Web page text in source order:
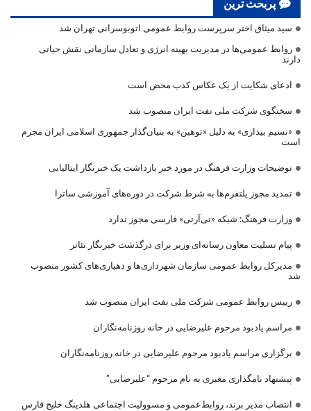
پربحث ترین
سید میثاق اختر سرپرست روابط عمومی اتوبوسرانی تهران شد
روابط عمومی‌ها در مدیریت بهینه انرژی و تعادل سازمانی نقش حیاتی
دارند
ادعای شکایت از یک عکاس کذب محض است
سخنگوی شرکت ملی نفت ایران منصوب شد
«نسیم بیداری» به دلیل «توهین» به بنیان‌گذار جمهوری اسلامی ایران مجرم
است
توضیحات وزارت فرهنگ در مورد خبر بازداشت یک خبرنگار ایتالیایی
تمدید مجوز پلتفرم‌ها به شرط شرکت در دوره‌های آموزشی ساترا
وزارت فرهنگ: شبکه «تی‌آرتی» فارسی مجوز ندارد
پیام تسلیت معاون رسانه‌ای وزیر برای درگذشت خبرنگار تئاتر
مدیرکل روابط عمومی سازمان شهرداری‌ها و دهیاری‌های کشور منصوب
شد
رییس روابط عمومی شرکت ملی نفت ایران منصوب شد
مراسم یادبود مرحوم علیرضایی در خانه روزنامه‌نگاران
برگزاری مراسم یادبود مرحوم علیرضایی در خانه روزنامه‌نگاران
پیشنهاد نامگذاری معبری به نام مرحوم “علیرضایی”
انتصاب مدیر برند، روابط‌عمومی و مسوولیت اجتماعی هلدینگ خلیج فارس